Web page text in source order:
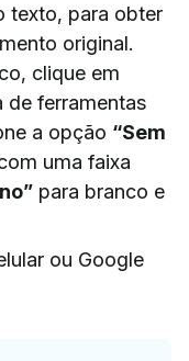
texto, para obter
original.
clique em
de ferramentas
a opção “Sem
uma faixa
para branco e
ou Google